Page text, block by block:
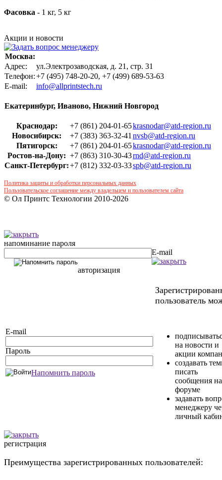
Фасовка - 1 кг, 5 кг
Акции и новости
Москва:
Адрес:
ул.Электрозаводская, д. 21, стр. 31
Телефон:+7 (495) 748-20-20, +7 (499) 689-53-63
Е-mail:
info@allprintstech.ru
Екатеринбург, Иваново, Нижний Новгород
Краснодар: +7 (861) 204-01-65krasnodar@atd-region.ru
Новосибирск:
+7 (383) 363-32-41 nvsb@atd-region.ru
Пятигорск:
+7 (861) 204-01-65krasnodar@atd-region.ru
Ростов-на-Дону: +7 (863) 310-30-43rnd@atd-region.ru
Санкт-Петербург:+7 (812) 332-03-33spb@atd-region.ru
Политика защиты и обработки персональных данных
Пользовательское соглашение между владельцем и пользователем сайта
© Ол Принтс Технологии 2010-2026
напоминание пароля
E-mail
авторизация
E-mail
Пароль
Напомнить пароль
пользователь
на новости и
акции
создавать
писать
сообщения на
форуме
задавать
менеджеру
личный
регистрация
Преимущества зарегистрированных пользователей: